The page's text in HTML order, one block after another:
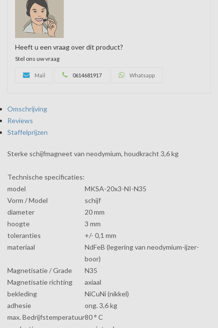
Heeft u een vraag over dit product?
Stel ons uw vraag
Mail 0614681917 Whatsapp
Omschrijving
Reviews
Staffelprijzen
Sterke schijfmagneet van neodymium, houdkracht 3,6 kg
Technische specificaties:
model
MKSA-20x3-NI-N35
Vorm / Model
schijf
diameter
20 mm
hoogte
3 mm
toleranties
+/- 0,1 mm
materiaal
NdFeB (legering van neodymium-ijzer-
boor)
Magnetisatie / Grade
N35
Magnetisatie richting
axiaal
bekleding
NiCuNi (nikkel)
adhesie
ong. 3,6kg
max.Bedrijfstemperatuur80 ° C